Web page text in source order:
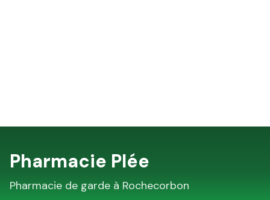
Pharmacie Plée
Pharmacie de garde à Rochecorbon